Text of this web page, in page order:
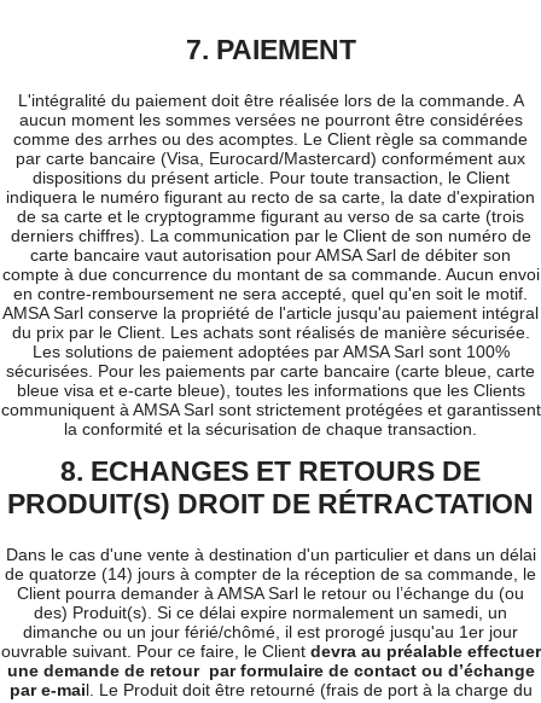
7. PAIEMENT
L'intégralité du paiement doit être réalisée lors de la commande. A
aucun moment les sommes versées ne pourront être considérées
comme des arrhes ou des acomptes. Le Client règle sa commande
par carte bancaire (Visa, Eurocard/Mastercard) conformément aux
dispositions du présent article. Pour toute transaction, le Client
indiquera le numéro figurant au recto de sa carte, la date d'expiration
de sa carte et le cryptogramme figurant au verso de sa carte (trois
derniers chiffres). La communication par le Client de son numéro de
carte bancaire vaut autorisation pour AMSA Sarl de débiter son
compte à due concurrence du montant de sa commande. Aucun envoi
en contre-remboursement ne sera accepté, quel qu'en soit le motif.
AMSA Sarl conserve la propriété de l'article jusqu'au paiement intégral
du prix par le Client. Les achats sont réalisés de manière sécurisée.
Les solutions de paiement adoptées par AMSA Sarl sont 100%
sécurisées. Pour les paiements par carte bancaire (carte bleue, carte
bleue visa et e-carte bleue), toutes les informations que les Clients
communiquent à AMSA Sarl sont strictement protégées et garantissent
la conformité et la sécurisation de chaque transaction.
8. ECHANGES ET RETOURS DE
PRODUIT(S) DROIT DE RÉTRACTATION
Dans le cas d'une vente à destination d'un particulier et dans un délai
de quatorze (14) jours à compter de la réception de sa commande, le
Client pourra demander à AMSA Sarl le retour ou l’échange du (ou
des) Produit(s). Si ce délai expire normalement un samedi, un
dimanche ou un jour férié/chômé, il est prorogé jusqu'au 1er jour
ouvrable suivant. Pour ce faire, le Client devra au préalable effectuer
une demande de retour par formulaire de contact ou d’échange
par e-mail. Le Produit doit être retourné (frais de port à la charge du